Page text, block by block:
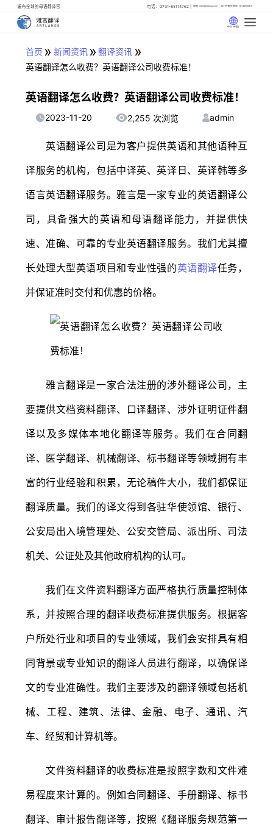
遍布全球的母语翻译官 电话：0731-85114762 邮箱: info@artlangs.com 24小时翻译管家: 18142666316
中文 (中国)
首页 » 新闻资讯» 翻译资讯 »
英语翻译怎么收费？英语翻译公司收费标准！
英语翻译怎么收费？英语翻译公司收费标准！
2023-11-20 2,255 次浏览 admin
英语翻译公司是为客户提供英语和其他语种互
译服务的机构，包括中译英、英译日、英译韩等多
语言英语翻译服务。雅言是一家专业的英语翻译公
司，具备强大的英语和母语翻译能力，并提供快
速、准确、可靠的专业英语翻译服务。我们尤其擅
长处理大型英语项目和专业性强的英语翻译任务，
并保证准时交付和优惠的价格。
雅言翻译是一家合法注册的涉外翻译公司，主
要提供文档资料翻译、口译翻译、涉外证明证件翻
译以及多媒体本地化翻译等服务。我们在合同翻
译、医学翻译、机械翻译、标书翻译等领域拥有丰
富的行业经验和积累，无论稿件大小，我们都保证
翻译质量。我们的译文得到各驻华使领馆、银行、
公安局出入境管理处、公安交管局、派出所、司法
机关、公证处及其他政府机构的认可。
我们在文件资料翻译方面严格执行质量控制体
系，并按照合理的翻译收费标准提供服务。根据客
户所处行业和项目的专业领域，我们会安排具有相
同背景或专业知识的翻译人员进行翻译，以确保译
文的专业准确性。我们主要涉及的翻译领域包括机
械、工程、建筑、法律、金融、电子、通讯、汽
车、经贸和计算机等。
文件资料翻译的收费标准是按照字数和文件难
易程度来计算的。例如合同翻译、手册翻译、标书
翻译、审计报告翻译等，按照《翻译服务规范第一